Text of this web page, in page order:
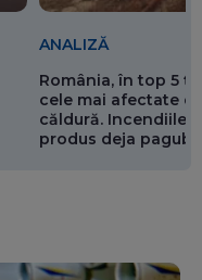
ANALIZĂ
România, în top 5
cele mai afectate
căldură. Incendiile
produs deja